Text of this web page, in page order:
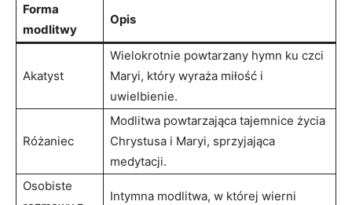
Forma
modlitwy
Opis
Akatyst
Wielokrotnie powtarzany hymn ku czci
Maryi, który wyraża miłość i
uwielbienie.
Różaniec
Modlitwa powtarzająca tajemnice życia
Chrystusa i Maryi, sprzyjająca
medytacji.
Osobiste
Intymna modlitwa, w której wierni